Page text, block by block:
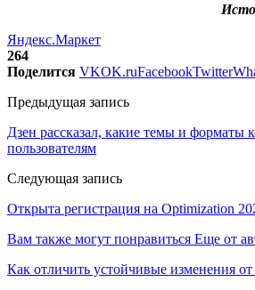
Яндекс.Маркет
264
Поделится VKOK.ruFacebookTwitter
Предыдущая запись
Дзен рассказал, какие темы и форматы
пользователям
Следующая запись
Открыта регистрация на Optimization
Вам также могут понравиться Еще от
Как отличить устойчивые изменения